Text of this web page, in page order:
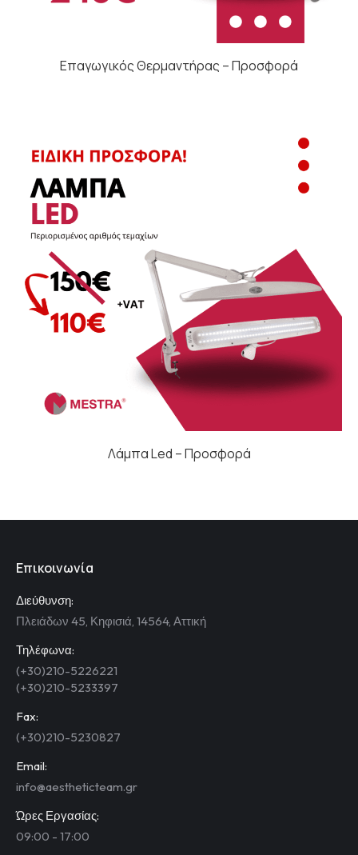
Επαγωγικός Θερμαντήρας – Προσφορά
Λάμπα Led – Προσφορά
Επικοινωνία
Διεύθυνση:
Πλειάδων 45, Κηφισιά, 14564, Αττική
Τηλέφωνα:
(+30)210-5226221
(+30)210-5233397
Fax:
(+30)210-5230827
Email:
info@aestheticteam.gr
Ώρες Εργασίας:
09:00 - 17:00